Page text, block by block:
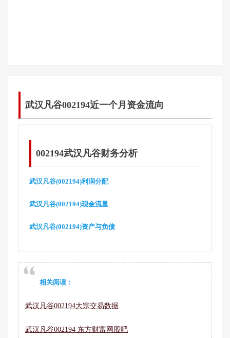
武汉凡谷002194近一个月资金流向
002194武汉凡谷财务分析
武汉凡谷(002194)利润分配
武汉凡谷(002194)现金流量
武汉凡谷(002194)资产与负债
相关阅读：
武汉凡谷002194大宗交易数据
武汉凡谷002194 东方财富网股吧